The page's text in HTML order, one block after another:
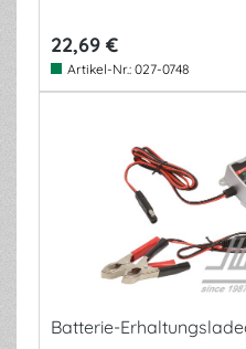
22,69 €
Artikel-Nr.: 027-0748
Batterie-